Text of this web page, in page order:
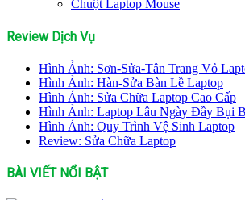
Chuột Laptop Mouse
Review Dịch Vụ
Hình Ảnh: Sơn-Sửa-Tân Trang Vỏ
Hình Ảnh: Hàn-Sửa Bàn Lề Laptop
Hình Ảnh: Sửa Chữa Laptop Cao Cấp
Hình Ảnh: Laptop Lâu Ngày Đầy Bụi
Hình Ảnh: Quy Trình Vệ Sinh Laptop
Review: Sửa Chữa Laptop
BÀI VIẾT NỔI BẬT